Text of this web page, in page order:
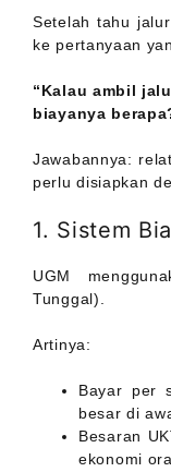
Setelah tahu
ke pertanyaan
“Kalau ambil
biayanya
Jawabannya:
perlu disiapkan
1. Sistem
UGM
Tunggal).
Artinya:
Bayar per
besar di
Besaran
ekonomi